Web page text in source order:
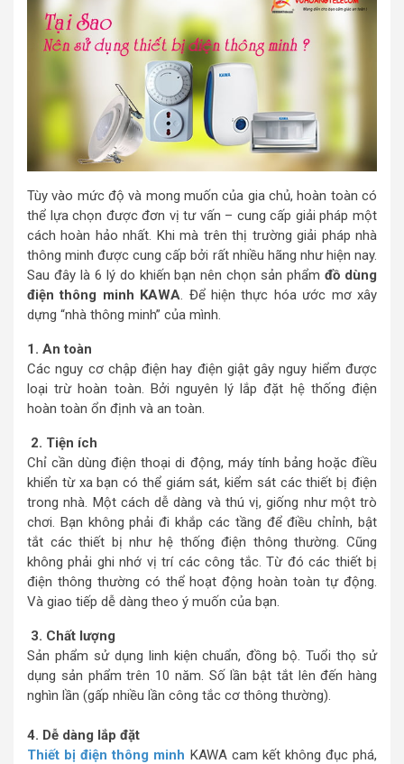
Tùy vào mức độ và mong muốn của gia chủ, hoàn toàn có
thể lựa chọn được đơn vị tư vấn – cung cấp giải pháp một
cách hoàn hảo nhất. Khi mà trên thị trường giải pháp nhà
thông minh được cung cấp bởi rất nhiều hãng như hiện nay.
Sau đây là 6 lý do khiến bạn nên chọn sản phẩm đồ dùng
điện thông minh KAWA. Để hiện thực hóa ước mơ xây
dựng “nhà thông minh” của mình.
1. An toàn
Các nguy cơ chập điện hay điện giật gây nguy hiểm được
loại trừ hoàn toàn. Bởi nguyên lý lắp đặt hệ thống điện
hoàn toàn ổn định và an toàn.
2. Tiện ích
Chỉ cần dùng điện thoại di động, máy tính bảng hoặc điều
khiển từ xa bạn có thể giám sát, kiểm sát các thiết bị điện
trong nhà. Một cách dễ dàng và thú vị, giống như một trò
chơi. Bạn không phải đi khắp các tầng để điều chỉnh, bật
tắt các thiết bị như hệ thống điện thông thường. Cũng
không phải ghi nhớ vị trí các công tắc. Từ đó các thiết bị
điện thông thường có thể hoạt động hoàn toàn tự động.
Và giao tiếp dễ dàng theo ý muốn của bạn.
3. Chất lượng
Sản phẩm sử dụng linh kiện chuẩn, đồng bộ. Tuổi thọ sử
dụng sản phẩm trên 10 năm. Số lần bật tắt lên đến hàng
nghìn lần (gấp nhiều lần công tắc cơ thông thường).
4. Dễ dàng lắp đặt
Thiết bị điện thông minh KAWA cam kết không đục phá,